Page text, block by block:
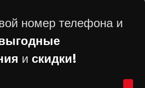
номер телефона и
и скидки!